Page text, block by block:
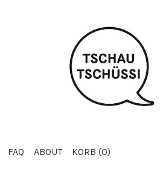
FAQ ABOUT KORB (0)